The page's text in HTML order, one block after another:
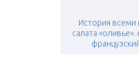
История всеми
салата «оливье».